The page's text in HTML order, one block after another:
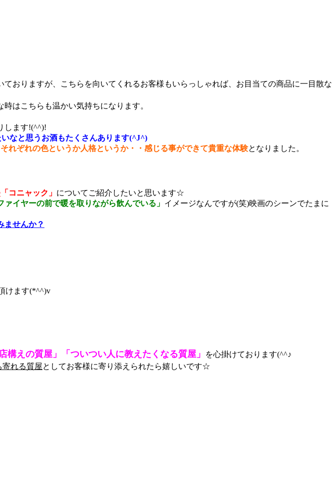
おりますが、こちらを向いてくれるお客様もいらっしゃれば、お目当ての商品に一目散な
はこちらも温かい気持ちになります。
します!(^^)!
なと思うお酒もたくさんあります(^J^)
それぞれの色というか人格というか・・感じる事ができて貴重な体験となりました。
「コニャック」 についてご紹介したいと思います☆
イヤーの前で暖を取りながら飲んでいる」 イメージなんですが(笑)映画のシーンでたまに
ませんか？
けます(*^^)v
構えの質屋」「ついつい人に教えたくなる質屋」
を心掛けております(^^♪
寄れる質屋としてお客様に寄り添えられたら嬉しいです☆